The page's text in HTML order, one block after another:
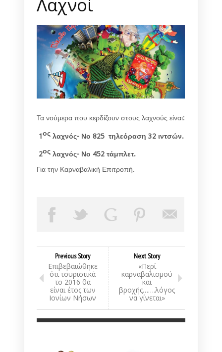
Τα νούμερα που κερδίζουν στους λαχνούς είναι:
1ος λαχνός- Νο 825 τηλεόραση 32 ιντσών.
2ος λαχνός- Νο 452 τάμπλετ.
Για την Καρναβαλική Επιτροπή.
Previous Story
Επιβεβαιώθηκε
ότι τουριστικά
το 2016 θα
είναι έτος των
Ιονίων Νήσων
Next Story
«Περί
καρναβαλισμού
και
βροχής…….λόγος
να γίνεται»